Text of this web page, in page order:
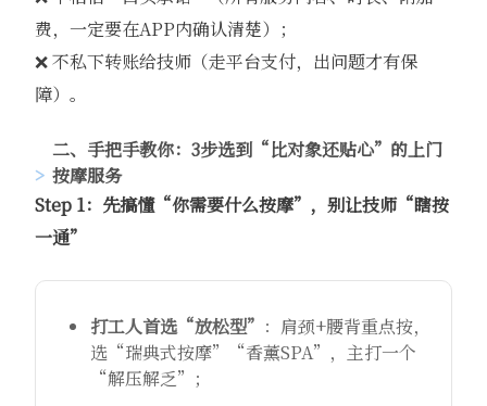
费，一定要在APP内确认清楚）；
❌ 不私下转账给技师（走平台支付，出问题才有保
障）。
二、手把手教你：3步选到“比对象还贴心”的上门
按摩服务
Step 1：先搞懂“你需要什么按摩”，别让技师“瞎按
一通”
打工人首选“放松型” ：肩颈+腰背重点按，
选“瑞典式按摩”“香薰SPA”，主打一个
“解压解乏”；